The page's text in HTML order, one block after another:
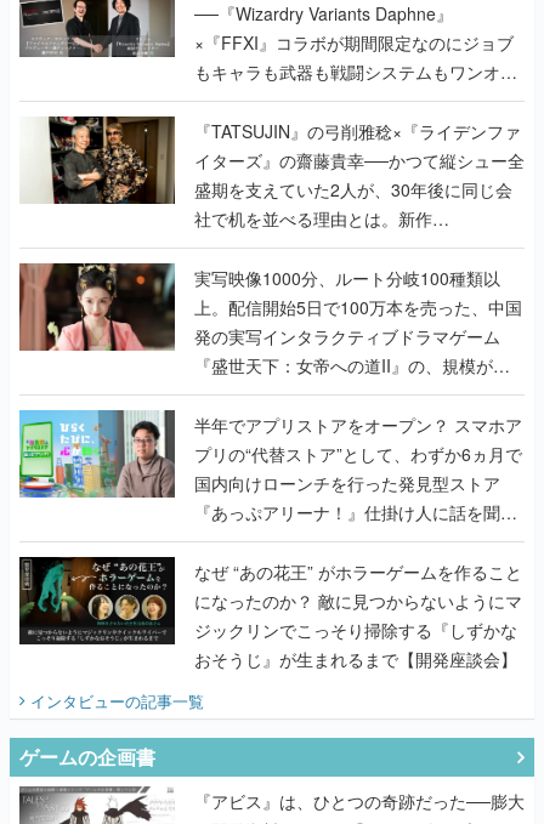
──『Wizardry Variants Daphne』
×『FFXI』コラボが期間限定なのにジョブ
もキャラも武器も戦闘システムもワンオフ
で作り込まれた理由を両ディレクターに聞
く
『TATSUJIN』の弓削雅稔×『ライデンファ
イターズ』の齋藤貴幸──かつて縦シュー全
盛期を支えていた2人が、30年後に同じ会
社で机を並べる理由とは。新作
『TATSUJIN EXTREME』で初タッグを組
んだレジェンド2人に訊く開発秘話
実写映像1000分、ルート分岐100種類以
上。配信開始5日で100万本を売った、中国
発の実写インタラクティブドラマゲーム
『盛世天下：女帝への道II』の、規模が違
うこだわりをプロデューサーに聞いた
半年でアプリストアをオープン？ スマホア
プリの“代替ストア”として、わずか6ヵ月で
国内向けローンチを行った発見型ストア
『あっぷアリーナ！』仕掛け人に話を聞い
てみた
なぜ “あの花王” がホラーゲームを作ること
になったのか？ 敵に見つからないようにマ
ジックリンでこっそり掃除する『しずかな
おそうじ』が生まれるまで【開発座談会】
インタビューの記事一覧
ゲームの企画書
『アビス』は、ひとつの奇跡だった──膨大